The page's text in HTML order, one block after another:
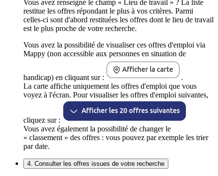
Vous avez renseigné le champ « Lieu de travail » ? La liste
restitue les offres répondant le plus à vos critères. Parmi
celles-ci sont d'abord restituées les offres dont le lieu de travail
est le plus proche de votre recherche.
Vous avez la possibilité de visualiser ces offres d'emploi via
Mappy (non accessible aux personnes en situation de
handicap) en cliquant sur :
.
La carte affiche uniquement les offres d'emploi que vous
voyez à l'écran. Pour visualiser les offres d'emploi suivantes,
cliquez sur :
Vous avez également la possibilité de changer le
« classement » des offres : vous pouvez par exemple les trier
par date.
4. Consulter les offres issues de votre recherche